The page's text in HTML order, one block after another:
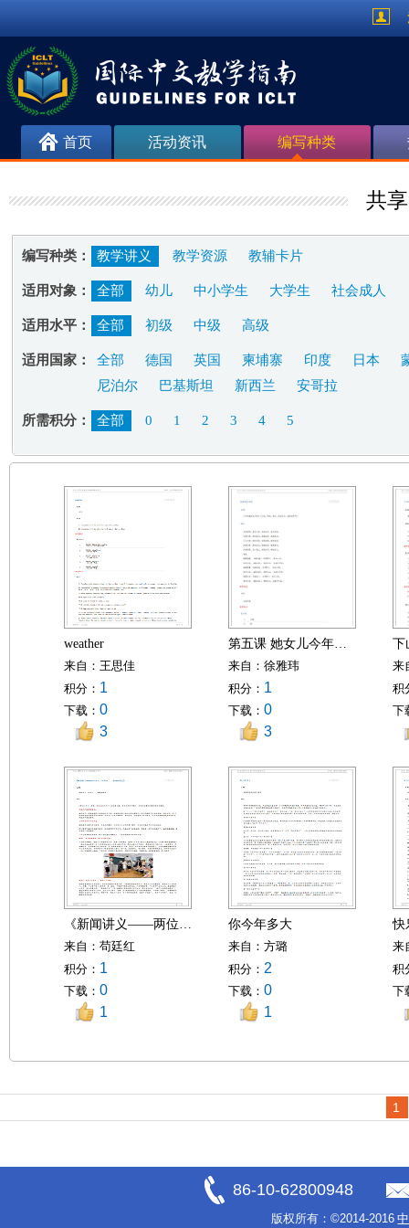
首页 活动资讯 编写种类
共
编写种类： 教学讲义 教学资源 教辅卡片
适用对象： 全部 幼儿 中小学生 大学生 社会成人
适用水平： 全部 初级 中级 高级
适用国家： 全部 德国 英国 柬埔寨 印度 日本
尼泊尔
巴基斯坦 新西兰 安哥拉
所需积分： 全部 0 1 2 3 4 5
weather
来自： 王思佳
积分： 1
下载： 0
3
第五课 她女儿今年二十岁
来自： 徐雅玮
积分： 1
下载： 0
3
下
来
积
下
《新闻讲义——两位夫人“校园行”，满满都是爱》
来自： 苟廷红
积分： 1
下载： 0
1
你今年多大
来自： 方璐
积分： 2
下载： 0
1
快
来
积
下
1
86-10-62800948
版权所有：©2014-2016